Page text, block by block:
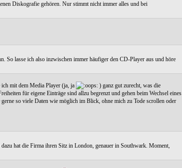
Diskografie gehören. Nur stimmt nicht immer alles und bei
So lasse ich also inzwischen immer häufiger den CD-Player aus und höre
mit dem Media Player (ja, ja
) ganz gut zurecht, was die
für eigene Einträge sind allzu begrenzt und gehen beim Wechsel eines
so viele Daten wie möglich im Blick, ohne mich zu Tode scrollen oder
hat die Firma ihren Sitz in London, genauer in Southwark. Moment,